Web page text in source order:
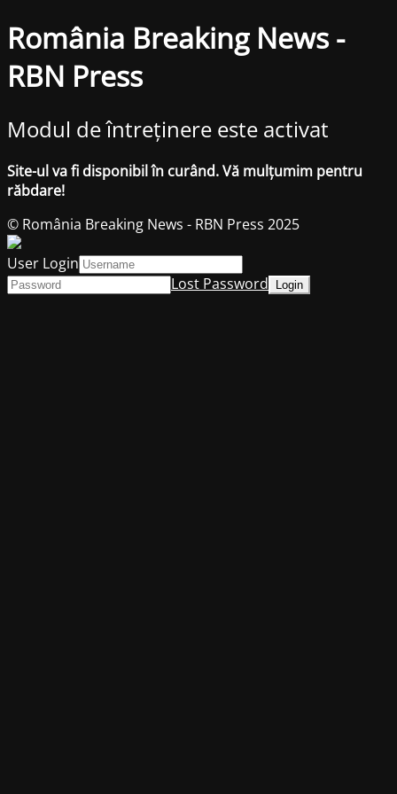
România Breaking News -
RBN Press
Modul de întreținere este activat
Site-ul va fi disponibil în curând. Vă mulțumim pentru
răbdare!
© România Breaking News - RBN Press 2025
User Login
Lost Password